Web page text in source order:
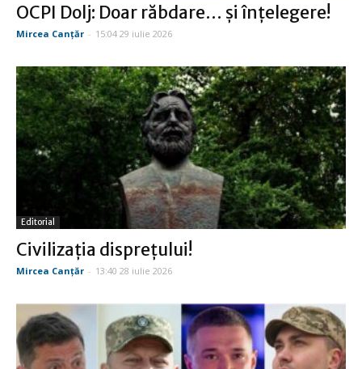
OCPI Dolj: Doar răbdare… şi înţelegere!
Mircea Canţăr - 15:04 29 iulie 2026
Editorial
Civilizaţia dispreţului!
Mircea Canţăr - 13:40 28 iulie 2026